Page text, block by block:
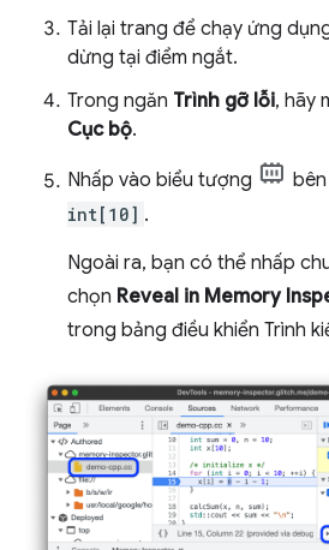
Tải lại trang để chạy ứng
dừng tại điểm ngắt.
Trong ngăn Trình gỡ lỗi, hãy
Cục bộ.
Nhấp vào biểu tượng
int[10] .
Ngoài ra, bạn có thể nhấp
chọn Reveal in Memory
trong bảng điều khiển Trình